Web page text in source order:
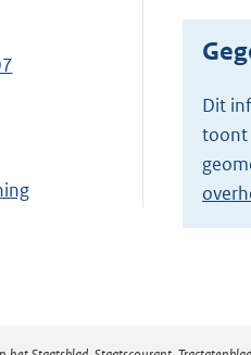
Dit
toont